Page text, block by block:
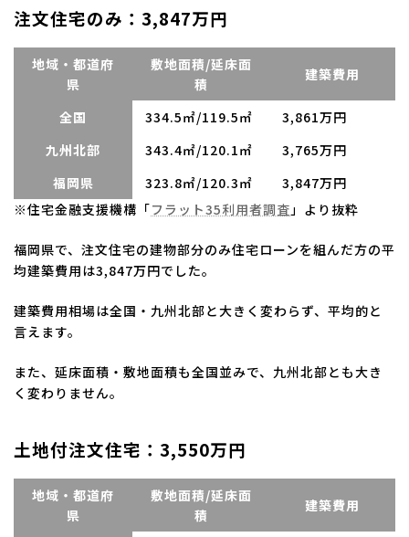
注文住宅のみ：3,847万円
地域・都道府
県
敷地面積/延床面
積
建築費用
全国 334.5㎡/119.5㎡
3,861万円
九州北部
343.4㎡/120.1㎡
3,765万円
福岡県
323.8㎡/120.3㎡
3,847万円
※住宅金融支援機構「フラット35利用者調査 」より抜粋
福岡県で、注文住宅の建物部分のみ住宅ローンを組んだ方の平
均建築費用は3,847万円でした。
建築費用相場は全国・九州北部と大きく変わらず、平均的と
言えます。
また、延床面積・敷地面積も全国並みで、九州北部とも大き
く変わりません。
土地付注文住宅：3,550万円
地域・都道府
県
敷地面積/延床面
積
建築費用